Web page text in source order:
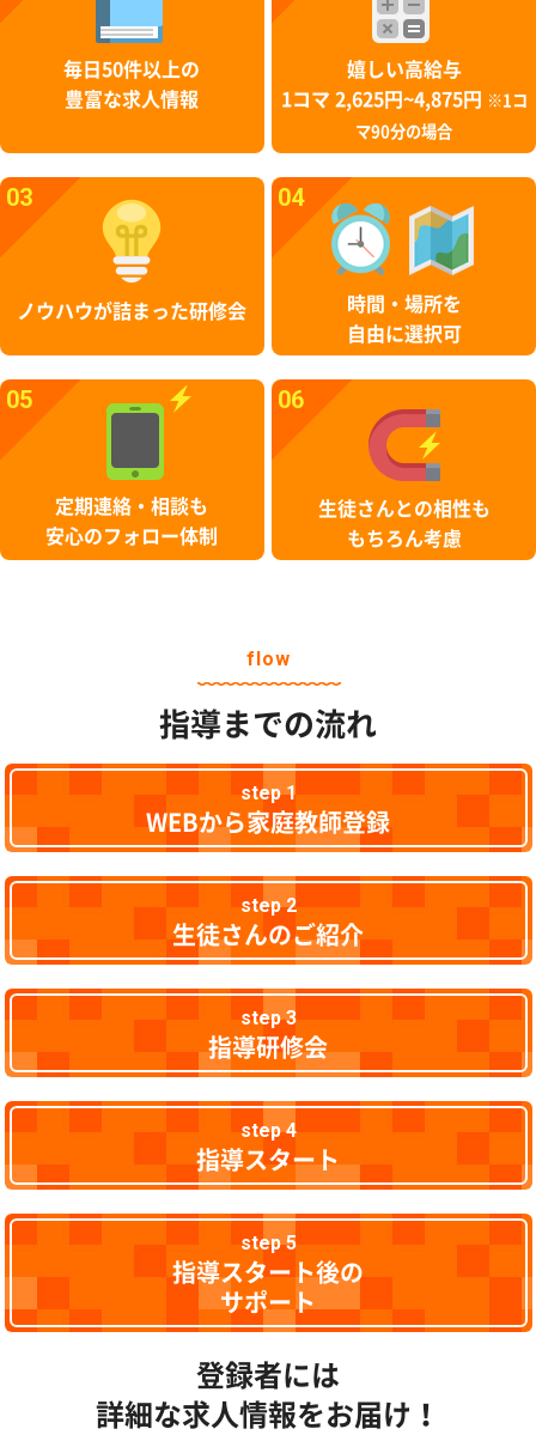
毎日50件以上の
豊富な求人情報
嬉しい高給与
1コマ 2,625円~4,875円
※1コ
マ90分の場合
03
ノウハウが詰まった研修会
04
時間・場所を
自由に選択可
05
定期連絡・相談も
安心のフォロー体制
06
生徒さんとの相性も
もちろん考慮
flow
指導までの流れ
step 1
WEBから家庭教師登録
step 2
生徒さんのご紹介
step 3
指導研修会
step 4
指導スタート
step 5
指導スタート後の
サポート
登録者には
詳細な求人情報をお届け！